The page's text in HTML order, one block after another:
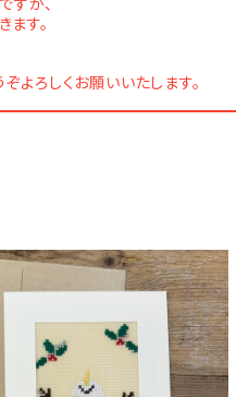
すが、
す。
よろしくお願いいたします。
マン（グリーティングカード）